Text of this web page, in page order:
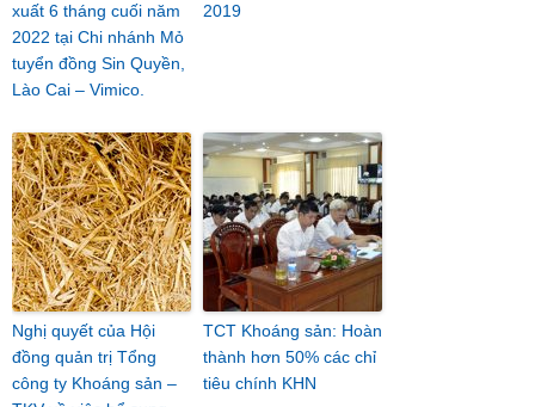
xuất 6 tháng cuối năm
2022 tại Chi nhánh Mỏ
tuyển đồng Sin Quyền,
Lào Cai – Vimico.
2019
Nghị quyết của Hội
đồng quản trị Tổng
công ty Khoáng sản –
TCT Khoáng sản: Hoàn
thành hơn 50% các chỉ
tiêu chính KHN